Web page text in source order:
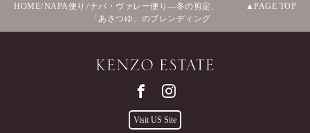
HOME/NAPA便り /ナパ・ヴァレー便り―冬の剪定、
「あさつゆ」のブレンディング
PAGE TOP
Visit US Site